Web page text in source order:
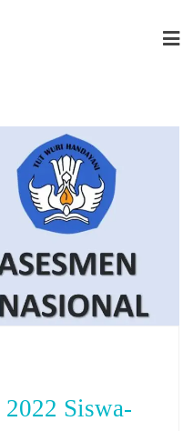
Siswa-